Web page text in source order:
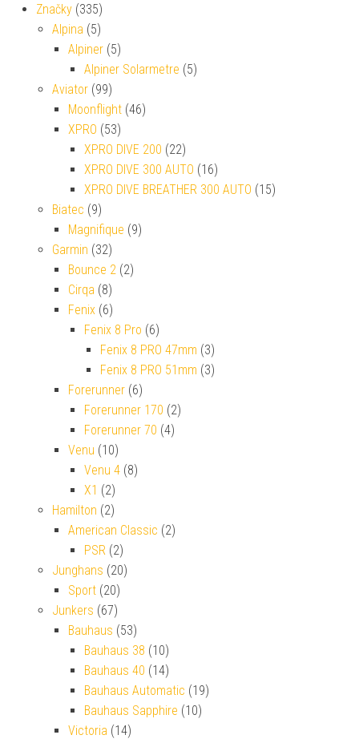
Značky (335)
Alpina (5)
Alpiner (5)
Alpiner Solarmetre (5)
Aviator (99)
Moonflight (46)
XPRO (53)
XPRO DIVE 200 (22)
XPRO DIVE 300 AUTO (16)
XPRO DIVE BREATHER 300 AUTO (15)
Biatec (9)
Magnifique (9)
Garmin (32)
Bounce 2 (2)
Cirqa (8)
Fenix (6)
Fenix 8 Pro (6)
Fenix 8 PRO 47mm (3)
Fenix 8 PRO 51mm (3)
Forerunner (6)
Forerunner 170 (2)
Forerunner 70 (4)
Venu (10)
Venu 4 (8)
X1 (2)
Hamilton (2)
American Classic (2)
PSR (2)
Junghans (20)
Sport (20)
Junkers (67)
Bauhaus (53)
Bauhaus 38 (10)
Bauhaus 40 (14)
Bauhaus Automatic (19)
Bauhaus Sapphire (10)
Victoria (14)